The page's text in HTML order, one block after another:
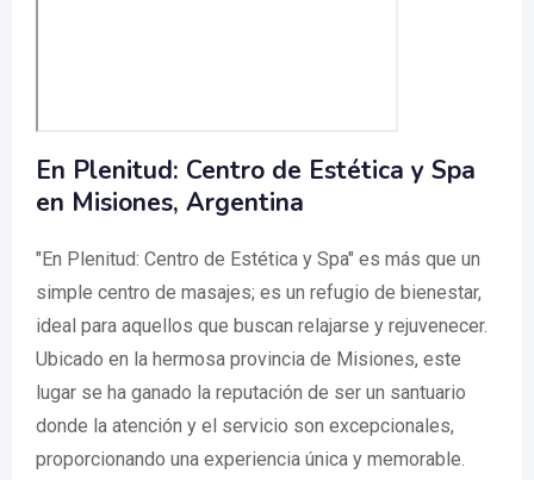
En Plenitud: Centro de Estética y Spa
en Misiones, Argentina
"En Plenitud: Centro de Estética y Spa" es más que un
simple centro de masajes; es un refugio de bienestar,
ideal para aquellos que buscan relajarse y rejuvenecer.
Ubicado en la hermosa provincia de Misiones, este
lugar se ha ganado la reputación de ser un santuario
donde la atención y el servicio son excepcionales,
proporcionando una experiencia única y memorable.